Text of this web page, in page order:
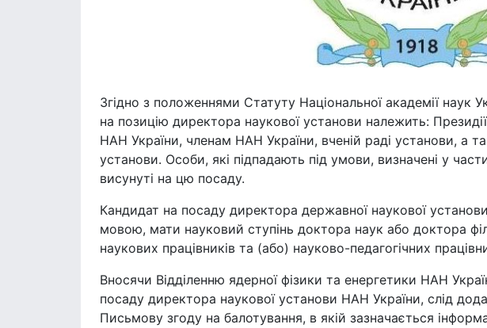
Згідно з положеннями Статуту Національної академії наук
на позицію директора наукової установи належить:
НАН України, членам НАН України, вченій раді установи, а
установи. Особи, які підпадають під умови, визначені у
висунуті на цю посаду.
Кандидат на посаду директора державної наукової
мовою, мати науковий ступінь доктора наук або доктора
наукових працівників та (або) науково-педагогічних
Вносячи Відділенню ядерної фізики та енергетики НАН
посаду директора наукової установи НАН України, слід
Письмову згоду на балотування, в якій зазначається